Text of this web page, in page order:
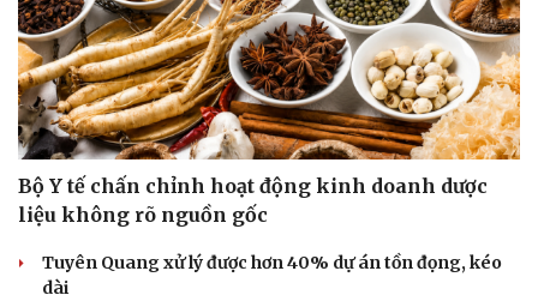
check-in
Cửa sổ tình yêu
Kể chuyện cho bé
Hạt giống tâm hồn
Bộ Y tế chấn chỉnh hoạt động kinh doanh dược
liệu không rõ nguồn gốc
Tuyên Quang xử lý được hơn 40% dự án tồn đọng, kéo
dài